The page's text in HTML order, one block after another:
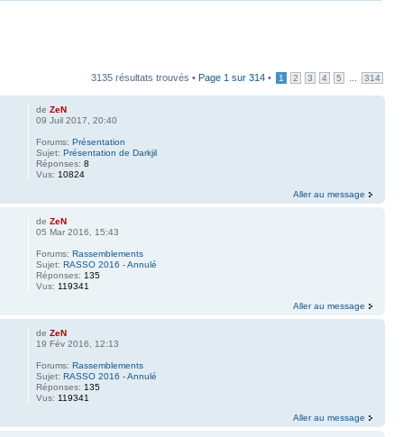
3135 résultats trouvés • Page 1 sur 314 • 1 2 3 4 5 314
de ZeN
09 Juil 2017, 20:40
Forums: Présentation
Sujet: Présentation de Darkjil
Réponses: 8
Vus: 10824
Aller au message
de ZeN
05 Mar 2016, 15:43
Forums: Rassemblements
Sujet: RASSO 2016 - Annulé
Réponses: 135
Vus: 119341
Aller au message
de ZeN
19 Fév 2016, 12:13
Forums: Rassemblements
Sujet: RASSO 2016 - Annulé
Réponses: 135
Vus: 119341
Aller au message